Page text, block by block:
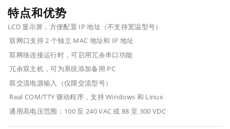
特点和优势
LCD 显示屏，方便配置 IP 地址（不支持宽温型号）
双网口支持 2 个独立 MAC 地址和 IP 地址
双网络连接运行时，可启用冗余串口功能
冗余双主机，可为系统添加备用 PC
双交流电源输入（仅限交流型号）
Real COM/TTY 驱动程序，支持 Windows 和 Linux
通用高电压范围：100 至 240 VAC 或 88 至 300 VDC